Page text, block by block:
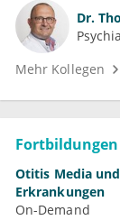
Dr.
Mehr Kollegen
Fortbildungen
Otitis Media
Erkrankungen
On-Demand